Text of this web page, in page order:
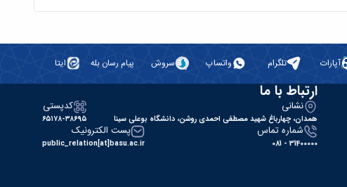
آپارات تلگرام واتساپ سروش پیام رسان بله ایتا
ارتباط با ما
نشانی
همدان، چهارباغ شهید مصطفی احمدی روشن، دانشگاه بوعلی سینا
کدپستی
۶۵۱۷۸-۳۸۶۹۵
شماره تماس
31400000 - 081
پست الکترونیک
public_relation[at]basu.ac.ir